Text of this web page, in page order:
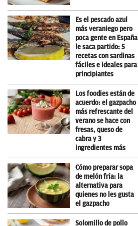
Es el pescado azul
más veraniego pero
poca gente en España
le saca partido: 5
recetas con sardinas
fáciles e ideales para
principiantes
Los foodies están de
acuerdo: el gazpacho
más refrescante del
verano se hace con
fresas, queso de
cabra y 3
ingredientes más
Cómo preparar sopa
de melón fría: la
alternativa para
quienes no les gusta
el gazpacho
Solomillo de pollo